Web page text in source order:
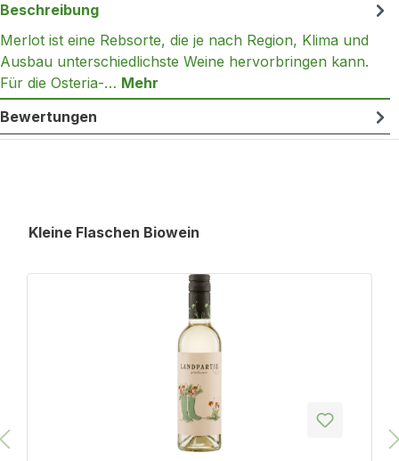
Beschreibung
Merlot ist eine Rebsorte, die je nach Region, Klima und
Ausbau unterschiedlichste Weine hervorbringen kann.
Für die Osteria-… Mehr
Bewertungen
Produktgalerie überspringen
Kleine Flaschen Biowein